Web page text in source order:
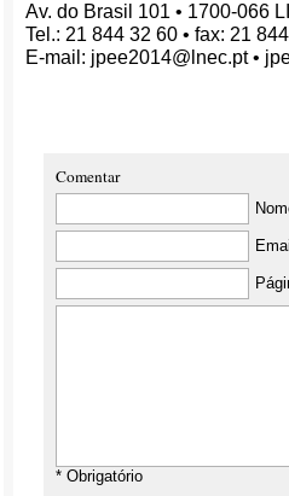
Av. do Brasil 101 • 1700-066
Tel.: 21 844 32 60 • fax: 21
E-mail: jpee2014@lnec.pt •
Comentar
* Obrigatório